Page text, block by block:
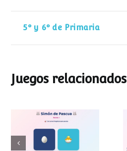
5º y 6º de Primaria
Juegos relacionados
Simon de Pascua